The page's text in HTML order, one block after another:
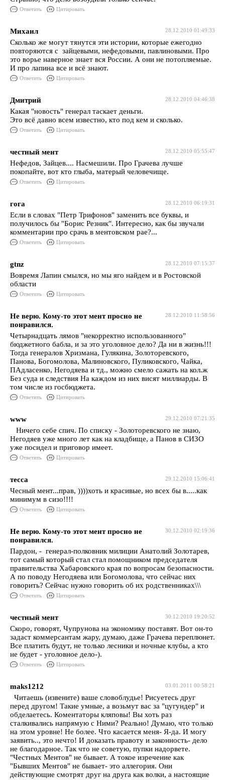
Ответить Цитировать
28.12.2010 01:49:33
Михаил
Сколько же могут тянутся эти истории, которые ежегодно
повторяются с зайцевыми, нефедовыми, павлиновыми. Про
это ворье наверное знает вся России. А они не потопляемые.
И про лапина все и всё знают.
Ответить Цитировать
28.12.2010 04:46:38
Дмитрий
Какая "новость" генерал таскает деньги.
Это всё давно всем известно, кто под кем и сколько.
Ответить Цитировать
28.12.2010 05:55:47
честный мент
Нефедов, Зайцев.... Насмешили. Про Грачева лучше
покопайте, вот кто глыба, матерый человечище.
Ответить Цитировать
28.12.2010 06:19:31
гога
Если в словах "Петр Трифонов" заменить все буквы, и
получилось бы "Борис Резник". Интересно, как бы звучали
комментарии про срачь в ментовском рае?...
Ответить Цитировать
28.12.2010 07:15:37
gtnz
Вовремя Лапин смылся, но мы яго найдем и в Ростовской
области
Ответить Цитировать
28.12.2010 11:58:56
Не верю. Кому-то этот мент просно не
понравился.
Четырнадцать лямов "некорректно использованного"
бюджетного бабла, и за это уголовное дело? Да ни в жизнь!!!
Тогда генералов Хризмана, Гулякина, Золоторевского,
Панова, Богомолова, Малиновского, Пуликовского, Чайка,
ПАдласенко, Негодяева и тд., можно смело сажать на кол.ж
Без суда и следствия На каждом из них висят миллиарды. В
том числе из госбюджета.
Ответить Цитировать
29.12.2010 07:21:35
www
Ничего себе спич. По списку - Золоторевского не знаю,
Негодяев уже много лет как на кладбище, а Панов в СИЗО
уже посидел и приговор имеет.
Ответить Цитировать
29.12.2010 15:06:41
тесса
Чесный мент...прав, ))))хоть и красивые, но всех бы в.....как
минимум в сизо!!!!
Ответить Цитировать
30.12.2010 02:19:36
Не верю. Кому-то этот мент просно не
понравился.
Пардон, - генерал-полковник милиции Анатолий Золотарев,
тот самый который стал стал помощником председателя
правительства Хабаровского края по вопросам безопасности.
А по поводу Негодяева или Богомолова, что сейчас них
говорить? Сейчас нужно говорить об их родственниках\\\
Ответить Цитировать
30.12.2010 19:20:52
честный мент
Скоро, говорят, Чупрунова на экономику поставят. Вот он-то
задаст коммерсантам жару, думаю, даже Грачева переплюнет.
Все платить будут, не только лесники и ночные клубы, а кто
не будет - уголовное дело-).
Ответить Цитировать
03.01.2011 00:58:21
maks1212
Читаешь (извените) ваше словоблудье! Рисуетесь друг
перед другом! Такие умные, а возьмут вас за "цугундер" и
обделаетесь. Коментаторы кляповы! Вы хоть раз
сталкивались напрямую с Ними? Реально! Думаю, что только
на этом уровне! Не более. Что касается меня- Я-да. И могу
заявить.., это нечто! И доказать правоту и законность- дело
не благодарное. Так что не советую, пупки надорвете.
"Честных Ментов" не бывает. А токое изречение как
"Бывших Ментов" не бывает- это аллегория. Они
действующие смотрят друг на друга как волки, а настоящие